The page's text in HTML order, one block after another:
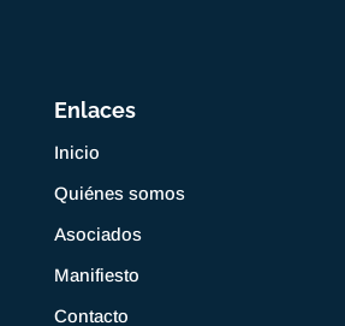
Enlaces
Inicio
Quiénes somos
Asociados
Manifiesto
Contacto